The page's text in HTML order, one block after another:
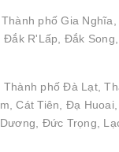
phố Gia Nghĩa,
R'Lấp, Đắk
phố Đà Lạt,
Cát Tiên, Đạ
Đức Trọng,